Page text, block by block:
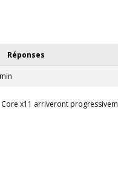
Réponses
Core x11 arriveront